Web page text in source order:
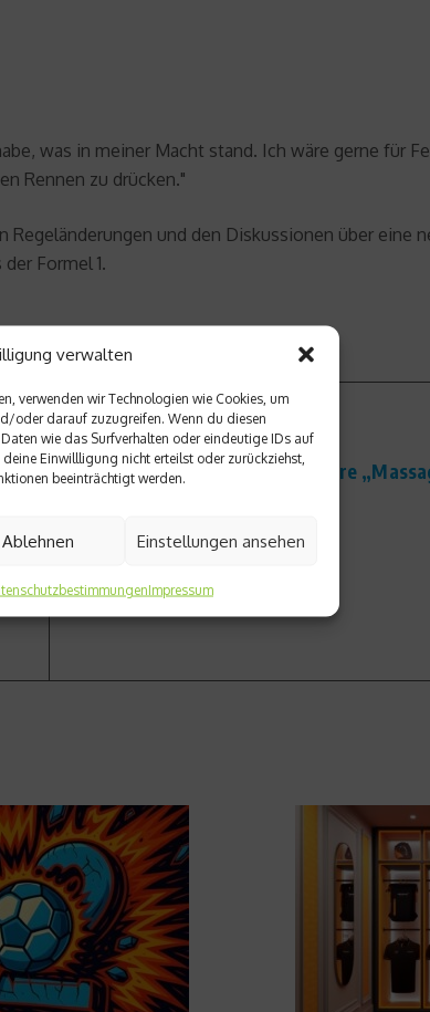
verwalten
verwenden wir Technologien wie Cookies, um
oder darauf zuzugreifen. Wenn du diesen
wie das Surfverhalten oder eindeutige IDs auf
Einwillligung nicht erteilst oder zurückziehst,
beeinträchtigt werden.
Ablehnen Einstellungen ansehen
Impressum
was in meiner Macht stand. Ich wäre gerne für
Rennen zu drücken."
und den Diskussionen über eine
Formel 1.
Nächster Beitrag
Triggern – Die etwas schmerzvollere